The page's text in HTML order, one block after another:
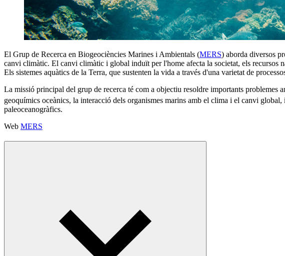
El Grup de Recerca en Biogeociències Marines i Ambientals (MERS) aborda diversos
canvi climàtic. El canvi climàtic i global induït per l'home afecta la societat, els recursos
Els sistemes aquàtics de la Terra, que sustenten la vida a través d'una varietat de
La missió principal del grup de recerca té com a objectiu resoldre importants problemes
geoquímics oceànics, la interacció dels organismes marins amb el clima i el canvi
paleoceanogràfics.
Web MERS